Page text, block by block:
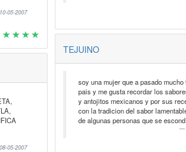
10-05-2007
08-05-2007
TEJUINO
soy una mujer que a pasado
pais y me gusta recordar los
y antojitos mexicanos y por sus
con la tradicion del sabor
de algunas personas que se escond